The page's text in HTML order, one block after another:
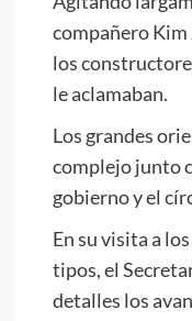
compañeroKim
los
le aclamaban.
Los grandes
complejo junto
gobierno y el
En su visita a
tipos, el
detalles los